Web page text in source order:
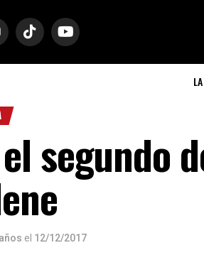
segundo
el 12/12/2017